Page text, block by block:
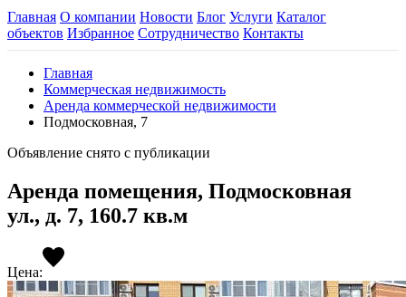
Главная О компании Новости Блог Услуги Каталог
объектов Избранное Сотрудничество Контакты
Главная
Коммерческая недвижимость
Аренда коммерческой недвижимости
Подмосковная, 7
Объявление снято с публикации
Аренда помещения, Подмосковная
ул., д. 7, 160.7 кв.м
Цена: